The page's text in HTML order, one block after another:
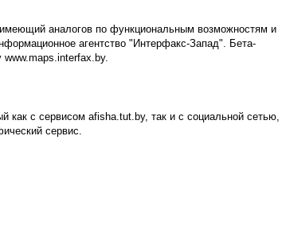
аналогов по функциональным возможностям и
агентство "Интерфакс-Запад". Бета-
www.maps.interfax.by.
как с сервисом afisha.tut.by, так и с социальной сетью,
сервис.